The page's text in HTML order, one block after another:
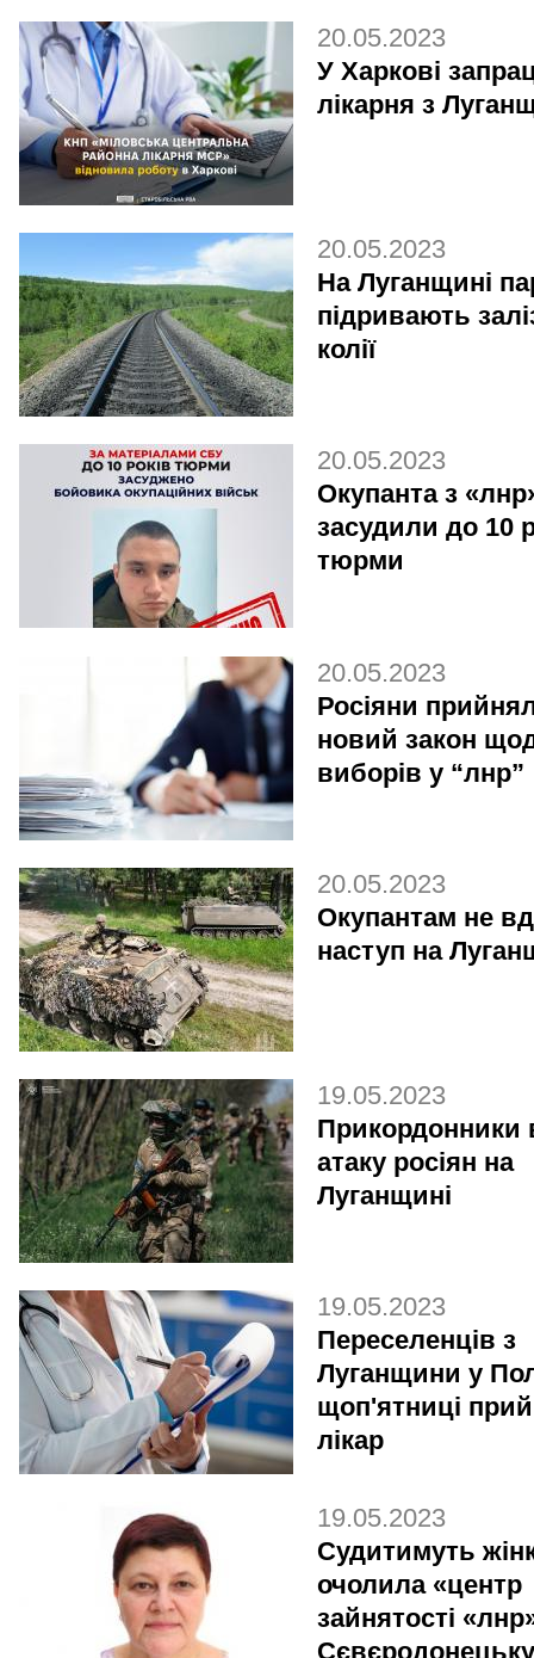
20.05.2023
У Харкові
лікарня з
20.05.2023
На Луганщині
підривають
колії
20.05.2023
Окупанта з
засудили до 10
тюрми
20.05.2023
Росіяни
новий закон
виборів у “лнр”
20.05.2023
Окупантам не
наступ на
19.05.2023
Прикордонники
атаку росіян на
Луганщині
19.05.2023
Переселенців з
Луганщини у
щоп'ятниці
лікар
19.05.2023
Судитимуть
очолила «центр
зайнятості
Сєвєродонецьку